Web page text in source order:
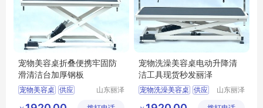
宠物美容桌折叠便携牢固防
滑清洁台加厚钢板
宠物美容桌 供应
山东丽泽
宠物洗澡美容桌电动升降清
洁工具现货秒发丽泽
宠物洗澡美容桌 供应
山东丽泽